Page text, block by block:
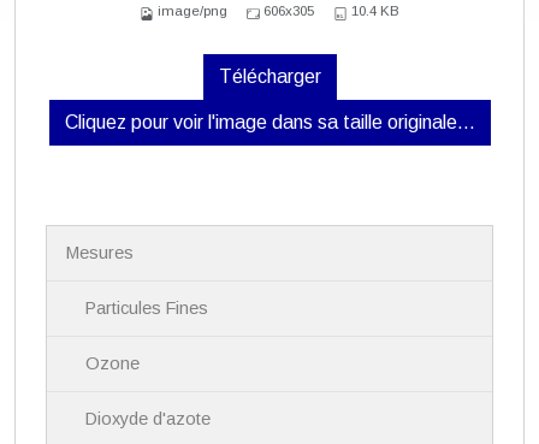
image/png 606x305 10.4 KB
Télécharger
Cliquez pour voir l'image dans sa taille originale…
Mesures
Particules Fines
Ozone
Dioxyde d'azote